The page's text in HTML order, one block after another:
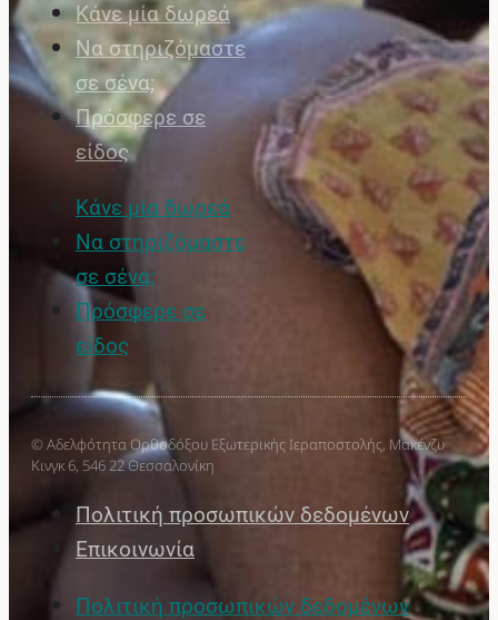
Κάνε μία δωρεά
Να στηριζόμαστε
σε σένα;
Πρόσφερε σε
είδος
Κάνε μία δωρεά
Να στηριζόμαστε
σε σένα;
Πρόσφερε σε
είδος
© Αδελφότητα Ορθοδόξου Εξωτερικής Ιεραποστολής, Μακένζυ
Κινγκ 6, 546 22 Θεσσαλονίκη
Πολιτική προσωπικών δεδομένων
Επικοινωνία
Πολιτική προσωπικών δεδομένων